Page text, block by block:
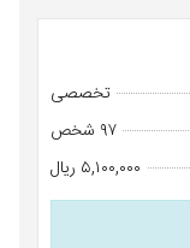
تخصصی
۹۷ شخص